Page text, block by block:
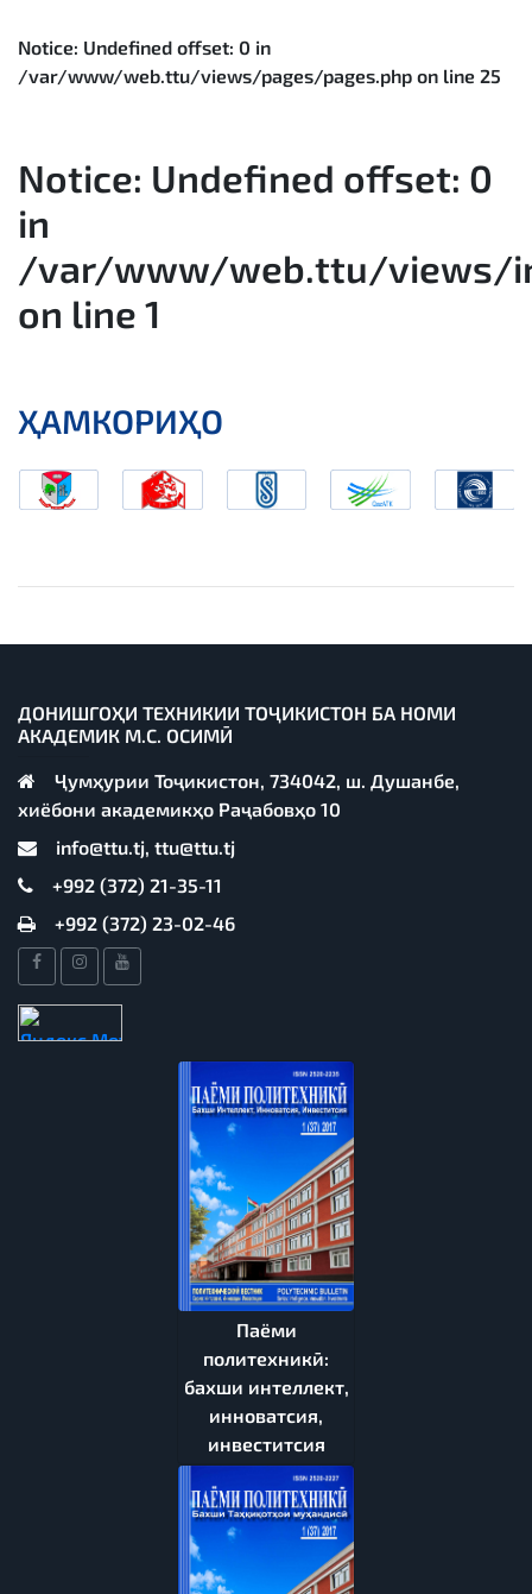
Notice: Undefined offset: 0 in
/var/www/web.ttu/views/pages/pages.php on line 25
Notice: Undefined offset: 0
in
/var/www/web.ttu/views/
on line 1
ҲАМКОРИҲО
ДОНИШГОҲИ ТЕХНИКИИ ТОҶИКИСТОН БА НОМИ
АКАДЕМИК М.С. ОСИМӢ
Ҷумҳурии Тоҷикистон, 734042, ш. Душанбе,
хиёбони академикҳо Раҷабовҳо 10
info@ttu.tj, ttu@ttu.tj
+992 (372) 21-35-11
+992 (372) 23-02-46
Паёми
политехникӣ:
бахши интеллект,
инноватсия,
инвеститсия